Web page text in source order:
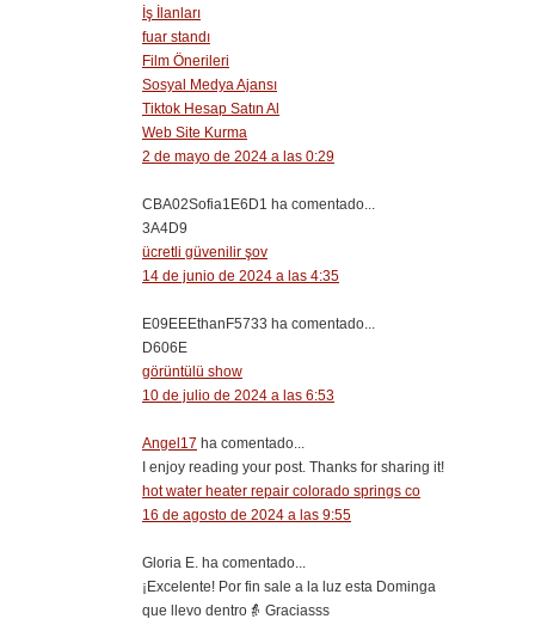
İş İlanları
fuar standı
Film Önerileri
Sosyal Medya Ajansı
Tiktok Hesap Satın Al
Web Site Kurma
2 de mayo de 2024 a las 0:29
CBA02Sofia1E6D1 ha comentado...
3A4D9
ücretli güvenilir şov
14 de junio de 2024 a las 4:35
E09EEEthanF5733 ha comentado...
D606E
görüntülü show
10 de julio de 2024 a las 6:53
Angel17 ha comentado...
I enjoy reading your post. Thanks for sharing it!
hot water heater repair colorado springs co
16 de agosto de 2024 a las 9:55
Gloria E. ha comentado...
¡Excelente! Por fin sale a la luz esta Dominga
que llevo dentro👵 Graciasss